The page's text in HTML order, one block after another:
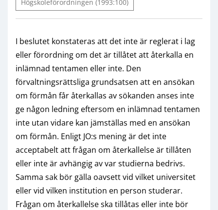
Högskoleförordningen (1993:100)
I beslutet konstateras att det inte är reglerat i lag
eller förordning om det är tillåtet att återkalla en
inlämnad tentamen eller inte. Den
förvaltningsrättsliga grundsatsen att en ansökan
om förmån får återkallas av sökanden anses inte
ge någon ledning eftersom en inlämnad tentamen
inte utan vidare kan jämställas med en ansökan
om förmån. Enligt JO:s mening är det inte
acceptabelt att frågan om återkallelse är tillåten
eller inte är avhängig av var studierna bedrivs.
Samma sak bör gälla oavsett vid vilket universitet
eller vid vilken institution en person studerar.
Frågan om återkallelse ska tillåtas eller inte bör